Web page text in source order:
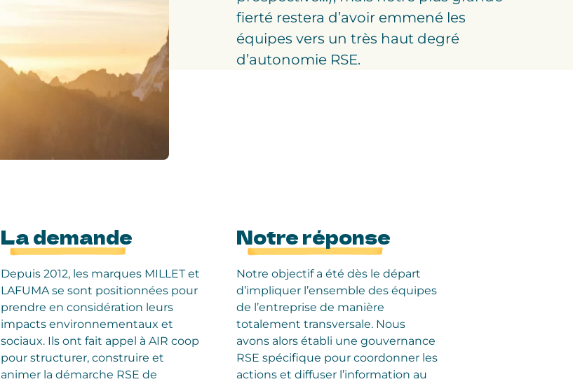
fierté restera d’avoir emmené les
équipes vers un très haut degré
d’autonomie RSE.
La demande
Depuis 2012, les marques MILLET et
LAFUMA se sont positionnées pour
prendre en considération leurs
impacts environnementaux et
sociaux. Ils ont fait appel à AIR coop
pour structurer, construire et
animer la démarche RSE de
Notre réponse
Notre objectif a été dès le départ
d’impliquer l’ensemble des équipes
de l’entreprise de manière
totalement transversale. Nous
avons alors établi une gouvernance
RSE spécifique pour coordonner les
actions et diffuser l’information au